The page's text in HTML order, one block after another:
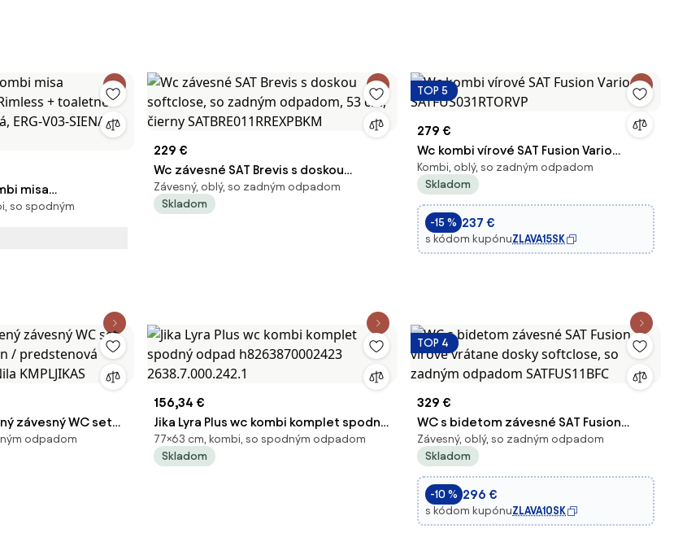
V03-LILY-TO2-
misa
+ toaletné
ERG-V03-SIENA-
so spodným
229 €
Wc závesné SAT Brevis s doskou
softclose, so zadným odpadom, 53
cm, čierny SATBRE011RREXPBKM
Závesný, oblý, so zadným odpadom
Skladom
TOP 5
279 €
Wc kombi vírové SAT Fusion Vario
SATFUS031RTORVP
Kombi, oblý, so zadným odpadom
Skladom
-15 % 237 €
s kódom kupónuZLAVA15SK
závesný WC set
/ predstenová
KMPLJIKAS
odpadom
156,34 €
Jika Lyra Plus wc kombi komplet spodný
odpad h8263870002423
2638.7.000.242.1
77×63 cm, kombi, so spodným odpadom
Skladom
TOP 4
329 €
WC s bidetom závesné SAT Fusion
vírové vrátane dosky softclose, so
zadným odpadom SATFUS11BFC
Závesný, oblý, so zadným odpadom
Skladom
-10 % 296 €
s kódom kupónuZLAVA10SK